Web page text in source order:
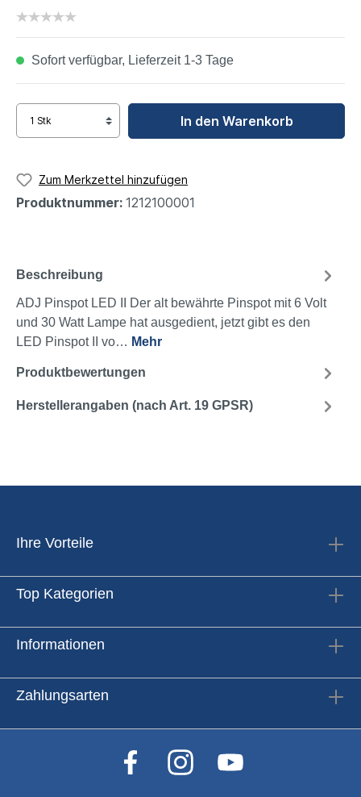
Sofort verfügbar, Lieferzeit 1-3 Tage
In den Warenkorb
Zum Merkzettel hinzufügen
Produktnummer: 1212100001
Beschreibung
ADJ Pinspot LED II Der alt bewährte Pinspot mit 6 Volt
und 30 Watt Lampe hat ausgedient, jetzt gibt es den
LED Pinspot II vo… Mehr
Produktbewertungen
Herstellerangaben (nach Art. 19 GPSR)
Ihre Vorteile
Top Kategorien
Informationen
Zahlungsarten